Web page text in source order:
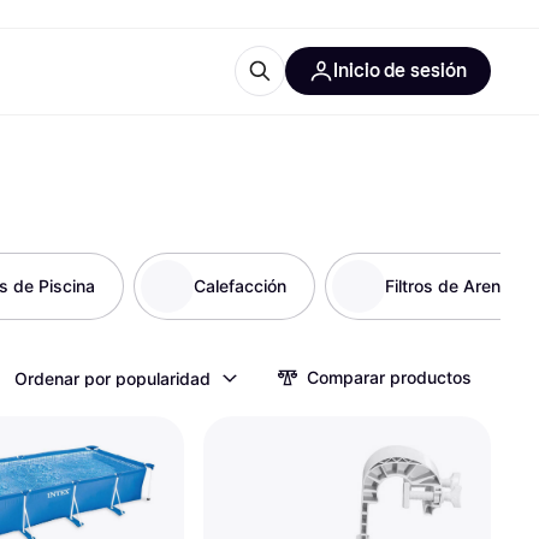
categorías
Inicio de sesión
de Piscina Calefacción Filtros de Arena
Ordenar por popularidad Comparar productos